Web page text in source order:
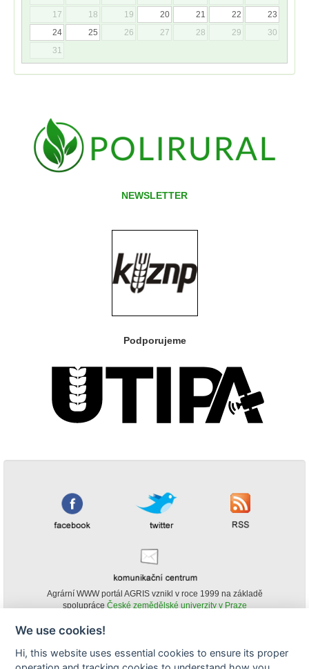
17
18 19 20 21 22
23
24
25 26 27 28 29
30
31
NEWSLETTER
Podporujeme
Agrární WWW portál AGRIS vznikl v roce 1999 na základě
spolupráce České zemědělské univerzity v Praze
obsahu agrárního WWW portálu AGRIS je možné
(pokud není uvedeno jinak) pouze za podmínky uvedení zdroje v podobě
We use cookies!
Hi, this website uses essential cookies to ensure its proper